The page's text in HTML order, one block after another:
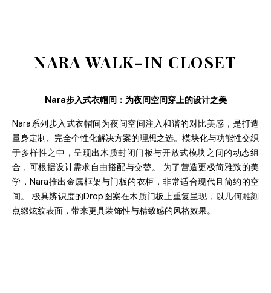
NARA WALK-IN CLOSET
Nara步入式衣帽间 ： 为夜间空间穿上的设计之美
Nara系列步入式衣帽间为夜间空间注入和谐的对比美感，是打造
量身定制、完全个性化解决方案的理想之选。模块化与功能性交织
于多样性之中，呈现出木质封闭门板与开放式模块之间的动态组
合，可根据设计需求自由搭配与交替。 为了营造更极简雅致的美
学， Nara推出金属框架与门板的衣柜，非常适合现代且简约的空
间。 极具辨识度的Drop图案在木质门板上重复呈现，以几何雕刻
点缀炫纹表面，带来更具装饰性与精致感的风格效果。